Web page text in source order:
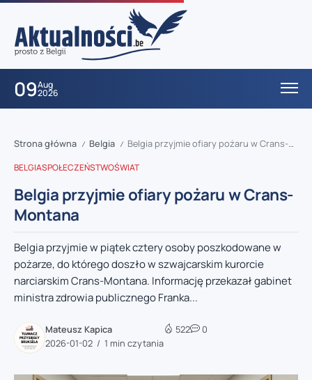
09Aug
2026
Strona główna / Belgia / Belgia przyjmie ofiary pożaru w Crans-Montana
BELGIASPOŁECZEŃSTWOŚWIAT
Belgia przyjmie ofiary pożaru w Crans-
Montana
Belgia przyjmie w piątek cztery osoby poszkodowane w
pożarze, do którego doszło w szwajcarskim kurorcie
narciarskim Crans-Montana. Informację przekazał gabinet
ministra zdrowia publicznego Franka...
Mateusz Kapica
2026-01-02
1 min czytania
522 0